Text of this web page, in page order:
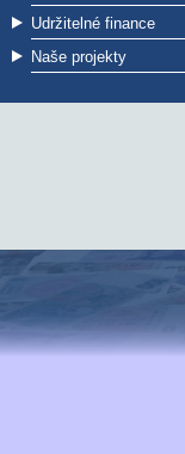
Udržitelné finance
Naše projekty